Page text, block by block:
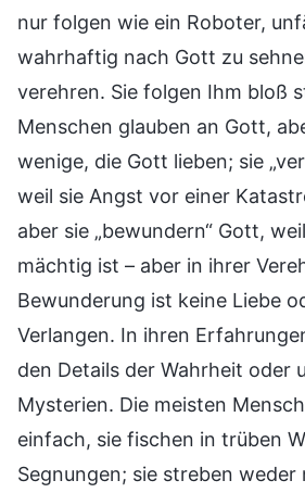
nur folgen wie ein Roboter,
wahrhaftig nach Gott zu
verehren. Sie folgen Ihm bloß
Menschen glauben an Gott,
wenige, die Gott lieben; sie
weil sie Angst vor einer
aber sie „bewundern“ Gott,
mächtig ist – aber in ihrer
Bewunderung ist keine Liebe
Verlangen. In ihren
den Details der Wahrheit oder
Mysterien. Die meisten
einfach, sie fischen in trüben
Segnungen; sie streben weder